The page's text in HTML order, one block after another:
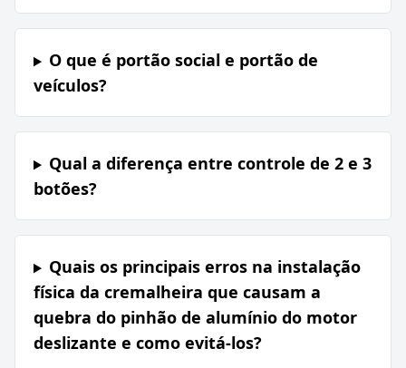
O que é portão social e portão de
veículos?
Qual a diferença entre controle de 2 e 3
botões?
Quais os principais erros na instalação
física da cremalheira que causam a
quebra do pinhão de alumínio do motor
deslizante e como evitá-los?